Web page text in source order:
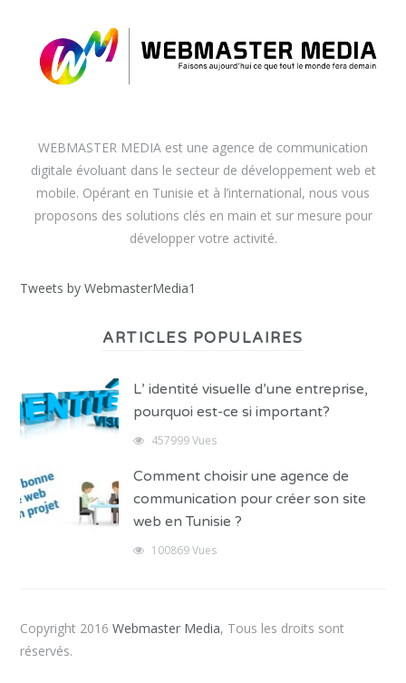
WEBMASTER MEDIA est une agence de communication
digitale évoluant dans le secteur de développement web et
mobile. Opérant en Tunisie et à l’international, nous vous
proposons des solutions clés en main et sur mesure pour
développer votre activité.
Tweets by WebmasterMedia1
ARTICLES POPULAIRES
L’ identité visuelle d’une entreprise,
pourquoi est-ce si important?
457999 Vues
Comment choisir une agence de
communication pour créer son site
web en Tunisie ?
100869 Vues
Copyright 2016Webmaster Media, Tous les droits sont
réservés.